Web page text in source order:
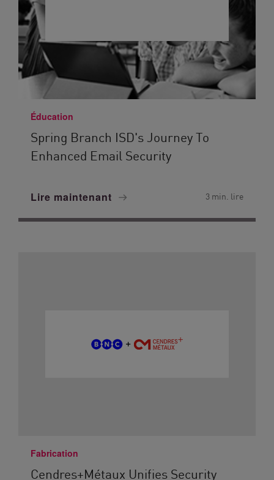
Éducation
Spring Branch ISD's Journey To
Enhanced Email Security
Lire maintenant 3 min. lire
Fabrication
Cendres+Métaux Unifies Security